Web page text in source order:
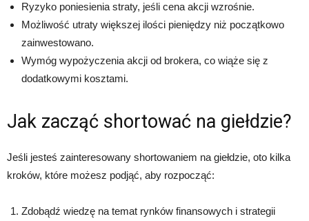
Ryzyko poniesienia straty, jeśli cena akcji wzrośnie.
Możliwość utraty większej ilości pieniędzy niż początkowo
zainwestowano.
Wymóg wypożyczenia akcji od brokera, co wiąże się z
dodatkowymi kosztami.
Jak zacząć shortować na giełdzie?
Jeśli jesteś zainteresowany shortowaniem na giełdzie, oto kilka
kroków, które możesz podjąć, aby rozpocząć:
Zdobądź wiedzę na temat rynków finansowych i strategii